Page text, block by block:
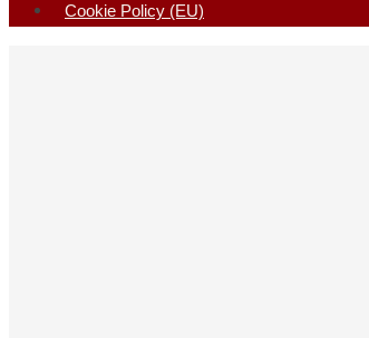
Cookie Policy (EU)